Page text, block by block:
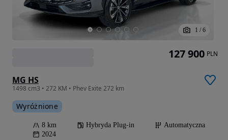
1 / 6
MG HS
1498 cm3 • 272 KM • Phev Exite 272 km
Wyróżnione
8 km Hybryda Plug-in
Automatyczna
2024
127 900 PLN